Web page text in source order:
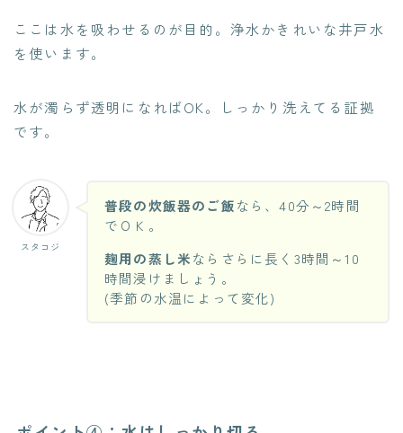
ここは水を吸わせるのが目的。 浄水かきれいな井戸水
を使います。
水が濁らず透明になればOK。しっかり洗えてる証拠
です。
スタコジ
普段の炊飯器のご飯なら、40分～2時間
でＯＫ。
麹用の蒸し米ならさらに長く3時間～10
時間浸けましょう。
(季節の水温によって変化)